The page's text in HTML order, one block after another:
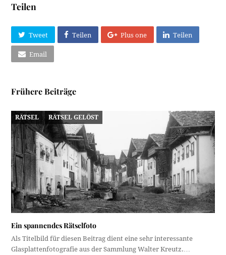
Teilen
Tweet Teilen Plus one Teilen
Email
Frühere Beiträge
RÄTSEL RÄTSEL GELÖST
Ein spannendes Rätselfoto
Als Titelbild für diesen Beitrag dient eine sehr interessante
Glasplattenfotografie aus der Sammlung Walter Kreutz.…